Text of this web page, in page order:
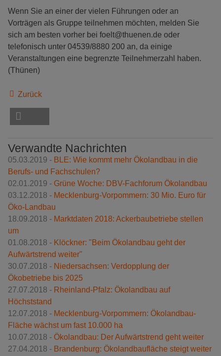
Wenn Sie an einer der vielen Führungen oder an
Vorträgen als Gruppe teilnehmen möchten, melden Sie
sich am besten vorher bei foelt@thuenen.de oder
telefonisch unter 04539/8880 200 an, da einige
Veranstaltungen eine begrenzte Teilnehmerzahl haben.
(Thünen)
Zurück
Verwandte Nachrichten
05.03.2019 - BLE: Wie kommt mehr Ökolandbau in die
Berufs- und Fachschulen?
02.01.2019 - Grüne Woche: DBV-Fachforum Ökolandbau
03.12.2018 - Mecklenburg-Vorpommern: 30 Mio. Euro für
Öko-Landbau
18.09.2018 - Marktdaten 2018: Ackerbaubetriebe stellen
um
01.08.2018 - Klöckner: "Beim Ökolandbau geht der
Aufwärtstrend weiter"
30.07.2018 - Niedersachsen: Verdopplung der
Ökobetriebe bis 2025
27.07.2018 - Rheinland-Pfalz: Ökolandbau auf
Höchststand
12.07.2018 - Mecklenburg-Vorpommern: Ökolandbau-
Fläche wächst um fast 10.000 ha
10.07.2018 - Ökolandbau: Der Aufwärtstrend geht weiter
27.04.2018 - Brandenburg: Ökolandbaufläche steigt weiter